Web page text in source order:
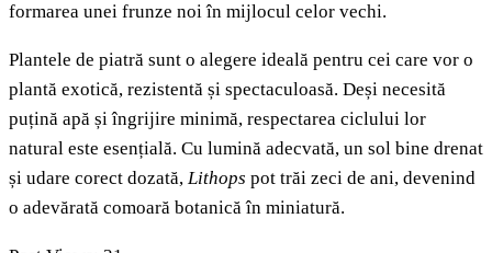
formarea unei frunze noi în mijlocul celor vechi.
Plantele de piatră sunt o alegere ideală pentru cei care vor o
plantă exotică, rezistentă și spectaculoasă. Deși necesită
puțină apă și îngrijire minimă, respectarea ciclului lor
natural este esențială. Cu lumină adecvată, un sol bine drenat
și udare corect dozată, Lithops pot trăi zeci de ani, devenind
o adevărată comoară botanică în miniatură.